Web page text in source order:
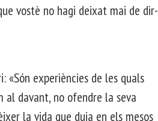
vostè no hagi deixat mai de dir-
experiències de les quals
al davant, no ofendre la seva
la vida que duia en els mesos